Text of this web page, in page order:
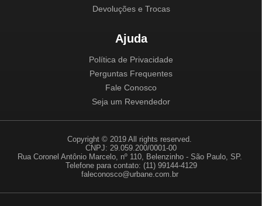
Devoluções e Trocas
Ajuda
Política de Privacidade
Perguntas Frequentes
Fale Conosco
Seja um Revendedor
Copyright © 2019 All rights reserved.
CNPJ: 29.059.200/0001-00
Rua Coronel Antônio Marcelo, nº 110, Belenzinho - São Paulo, SP.
Telefone para contato: (11) 99144-4129
faleconosco@urbane.com.br